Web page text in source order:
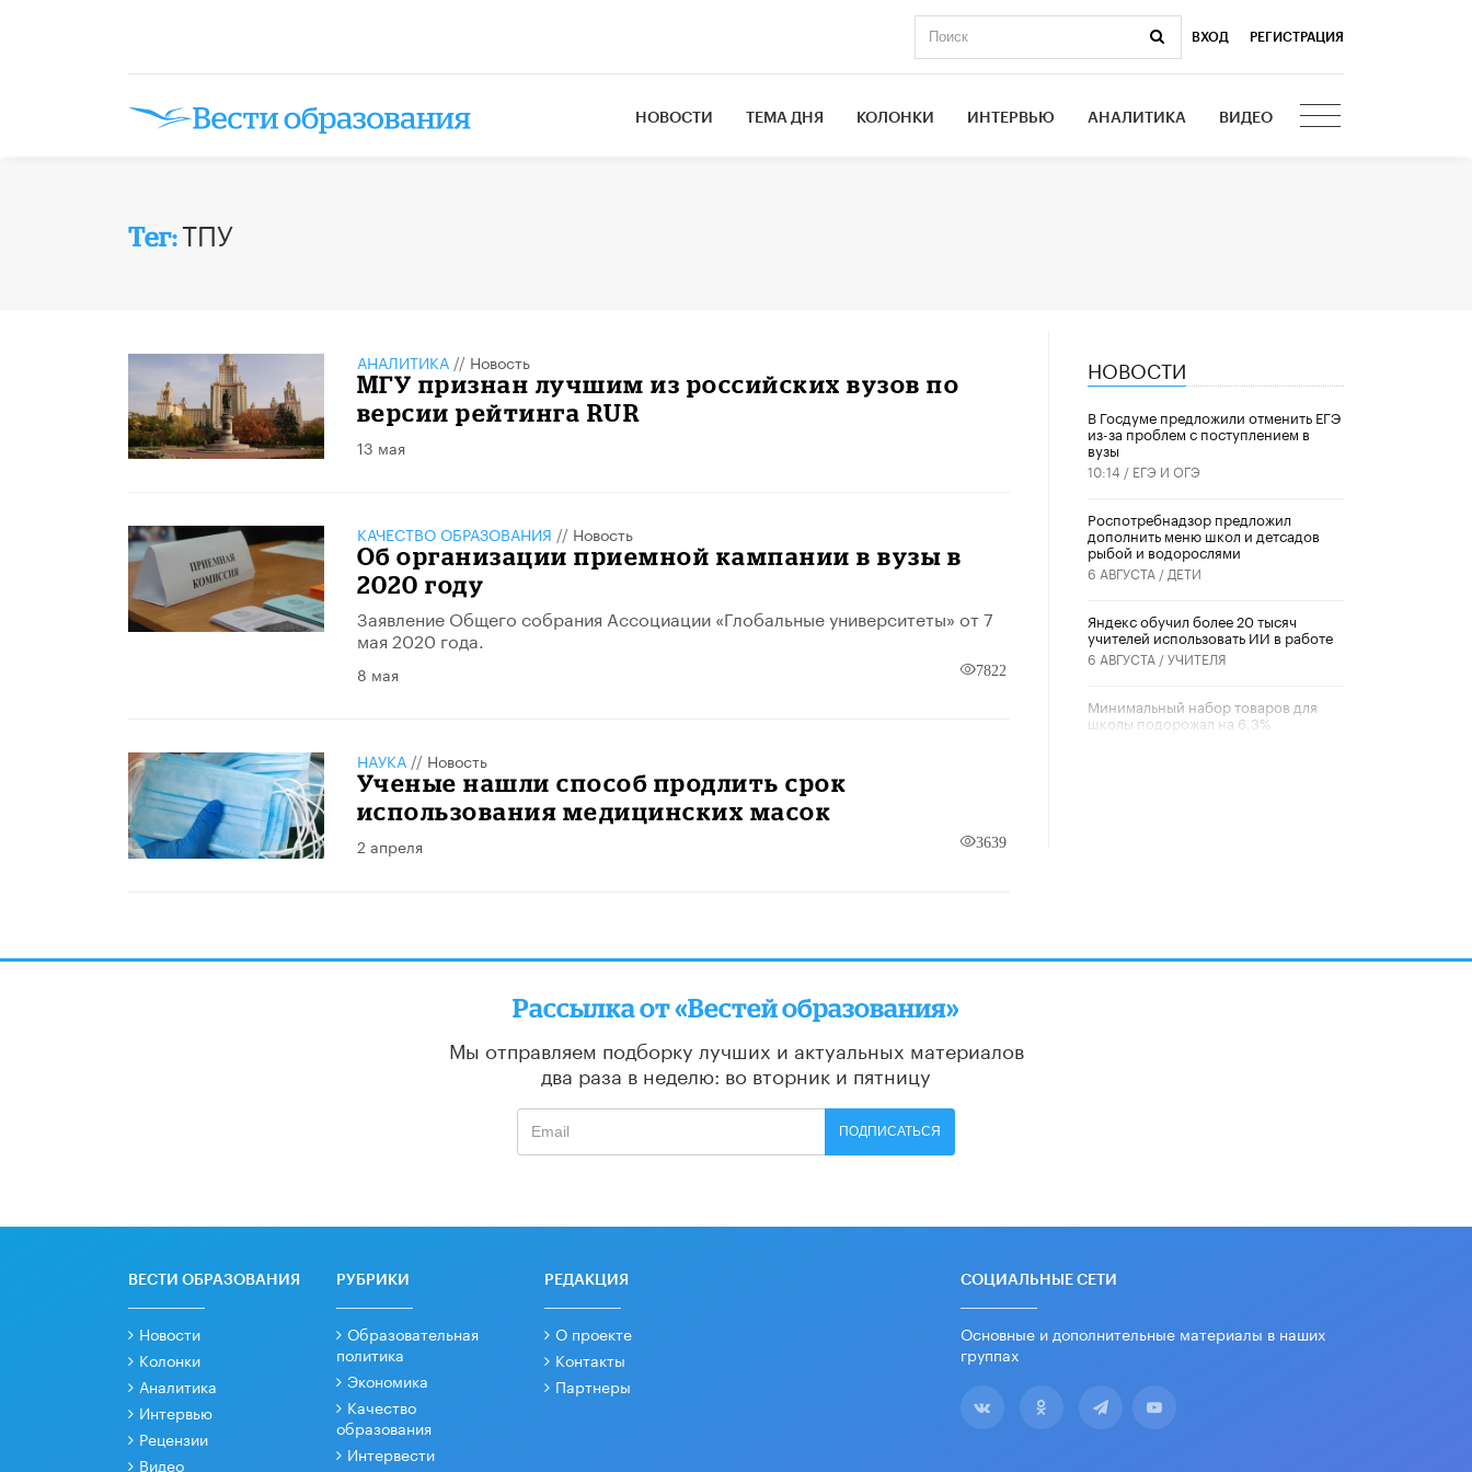
ВХОД РЕГИСТРАЦИЯ
НОВОСТИ ТЕМА ДНЯ КОЛОНКИ ИНТЕРВЬЮ АНАЛИТИКА ВИДЕО
Тег:ТПУ
АНАЛИТИКА// Новость
МГУ признан лучшим из российских вузов по
версии рейтинга RUR
13 мая
КАЧЕСТВО ОБРАЗОВАНИЯ // Новость
Об организации приемной кампании в вузы в
2020 году
Заявление Общего собрания Ассоциации «Глобальные университеты» от 7
мая 2020 года.
8 мая 7822
НАУКА// Новость
Ученые нашли способ продлить срок
использования медицинских масок
2 апреля 3639
НОВОСТИ
В Госдуме предложили отменить ЕГЭ
из-за проблем с поступлением в
вузы
10:14 / ЕГЭ И ОГЭ
Роспотребнадзор предложил
дополнить меню школ и детсадов
рыбой и водорослями
6 АВГУСТА / ДЕТИ
​Яндекс обучил более 20 тысяч
учителей использовать ИИ в работе
6 АВГУСТА /УЧИТЕЛЯ
Минимальный набор товаров для
школы подорожал на 6,3%
22 ИЮНЯ /ГОРОДСКОЕ ОБРАЗОВАНИЕ
​Яндекс выпустил отчёт об
17 ИЮНЯ /ГОРОДСКОЕ ОБРАЗОВАНИЕ
Рассылка от «Вестей образования»
Мы отправляем подборку лучших и актуальных материалов
два раза в неделю: во вторник и пятницу
ПОДПИСАТЬСЯ
ВЕСТИ ОБРАЗОВАНИЯ
Новости
Колонки
Аналитика
Интервью
Рецензии
Видео
РУБРИКИ
Образовательная
политика
Экономика
Качество
образования
Интервести
РЕДАКЦИЯ
О проекте
Контакты
Партнеры
СОЦИАЛЬНЫЕ СЕТИ
Основные и дополнительные материалы в наших
группах